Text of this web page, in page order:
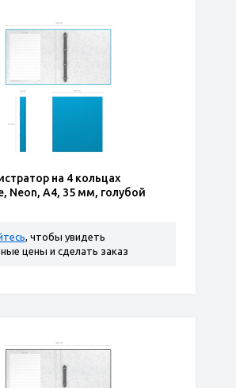
на 4 кольцах
Neon, А4, 35 мм, голубой
, чтобы увидеть
цены и сделать заказ